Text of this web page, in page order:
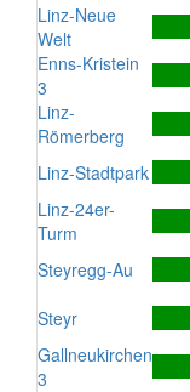
Linz-Neue
Welt
Enns-Kristein
3
Linz-
Römerberg
Linz-Stadtpark
Linz-24er-
Turm
Steyregg-Au
Steyr
Gallneukirchen
3